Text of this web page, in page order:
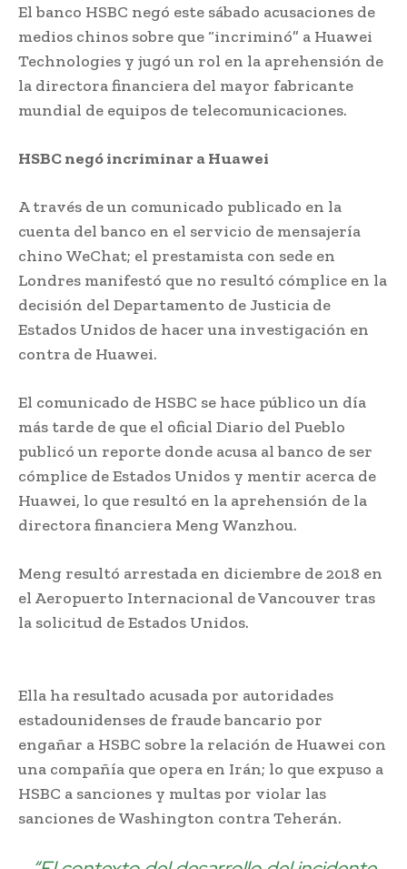
El banco HSBC negó este sábado acusaciones de
medios chinos sobre que “incriminó” a Huawei
Technologies y jugó un rol en la aprehensión de
la directora financiera del mayor fabricante
mundial de equipos de telecomunicaciones.
HSBC negó incriminar a Huawei
A través de un comunicado publicado en la
cuenta del banco en el servicio de mensajería
chino WeChat; el prestamista con sede en
Londres manifestó que no resultó cómplice en la
decisión del Departamento de Justicia de
Estados Unidos de hacer una investigación en
contra de Huawei.
El comunicado de HSBC se hace público un día
más tarde de que el oficial Diario del Pueblo
publicó un reporte donde acusa al banco de ser
cómplice de Estados Unidos y mentir acerca de
Huawei, lo que resultó en la aprehensión de la
directora financiera Meng Wanzhou.
Meng resultó arrestada en diciembre de 2018 en
el Aeropuerto Internacional de Vancouver tras
la solicitud de Estados Unidos.
Ella ha resultado acusada por autoridades
estadounidenses de fraude bancario por
engañar a HSBC sobre la relación de Huawei con
una compañía que opera en Irán; lo que expuso a
HSBC a sanciones y multas por violar las
sanciones de Washington contra Teherán.